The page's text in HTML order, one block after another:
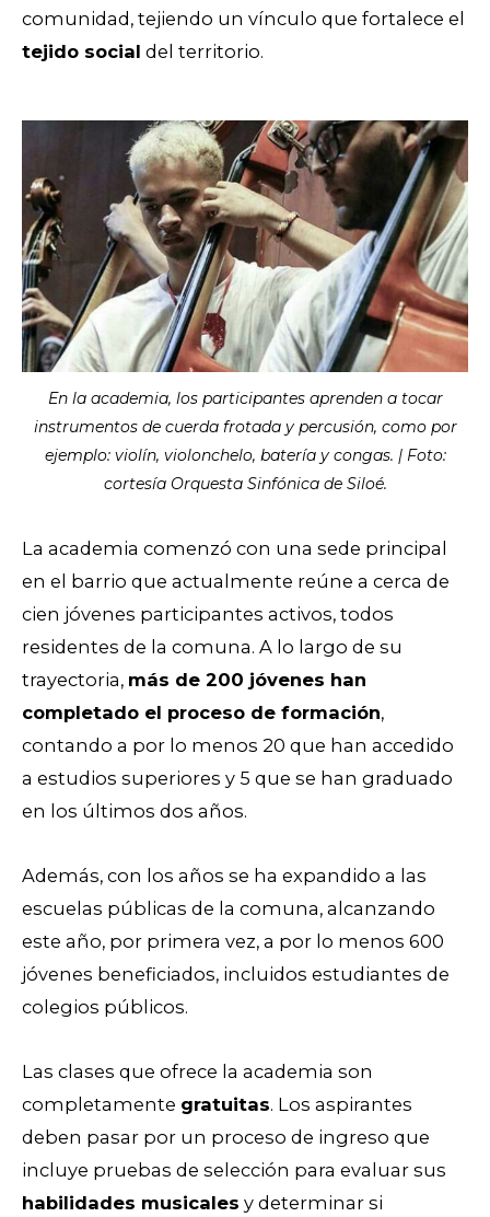
comunidad, tejiendo un vínculo que fortalece el
tejido social del territorio.
En la academia, los participantes aprenden a tocar
instrumentos de cuerda frotada y percusión, como por
ejemplo: violín, violonchelo, batería y congas. | Foto:
cortesía Orquesta Sinfónica de Siloé.
La academia comenzó con una sede principal
en el barrio que actualmente reúne a cerca de
cien jóvenes participantes activos, todos
residentes de la comuna. A lo largo de su
trayectoria, más de 200 jóvenes han
completado el proceso de formación,
contando a por lo menos 20 que han accedido
a estudios superiores y 5 que se han graduado
en los últimos dos años.
Además, con los años se ha expandido a las
escuelas públicas de la comuna, alcanzando
este año, por primera vez, a por lo menos 600
jóvenes beneficiados, incluidos estudiantes de
colegios públicos.
Las clases que ofrece la academia son
completamente gratuitas. Los aspirantes
deben pasar por un proceso de ingreso que
incluye pruebas de selección para evaluar sus
habilidades musicales y determinar si